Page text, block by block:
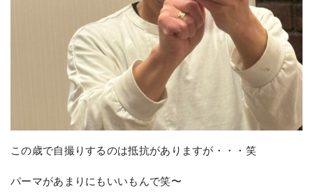
この歳で自撮りするのは抵抗がありますが・・・笑
パーマがあまりにもいいもんで笑〜